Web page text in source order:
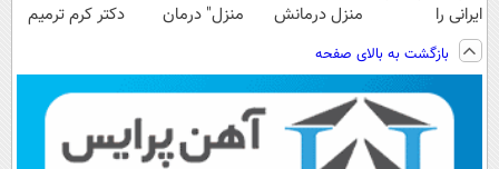
ایرانی را
ساخت!!!
منزل درمانش
(◀پرسش‌نامه)
منزل" درمان
دکتر کرم ترمیم
بازگشت به بالای صفحه